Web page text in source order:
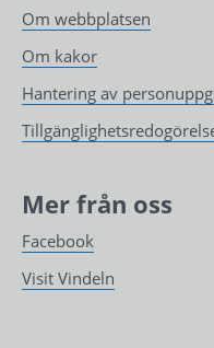
Om webbplatsen
Om kakor
Hantering av
Mer från oss
Facebook
Visit Vindeln